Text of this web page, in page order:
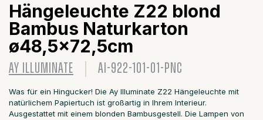
Hängeleuchte Z22 blond
Bambus Naturkarton
ø48,5x72,5cm
AY ILLUMINATE AI-922-101-01-PNC
Was für ein Hingucker! Die Ay Illuminate Z22 Hängeleuchte mit
natürlichem Papiertuch ist großartig in Ihrem Interieur.
Ausgestattet mit einem blonden Bambusgestell. Die Lampen von